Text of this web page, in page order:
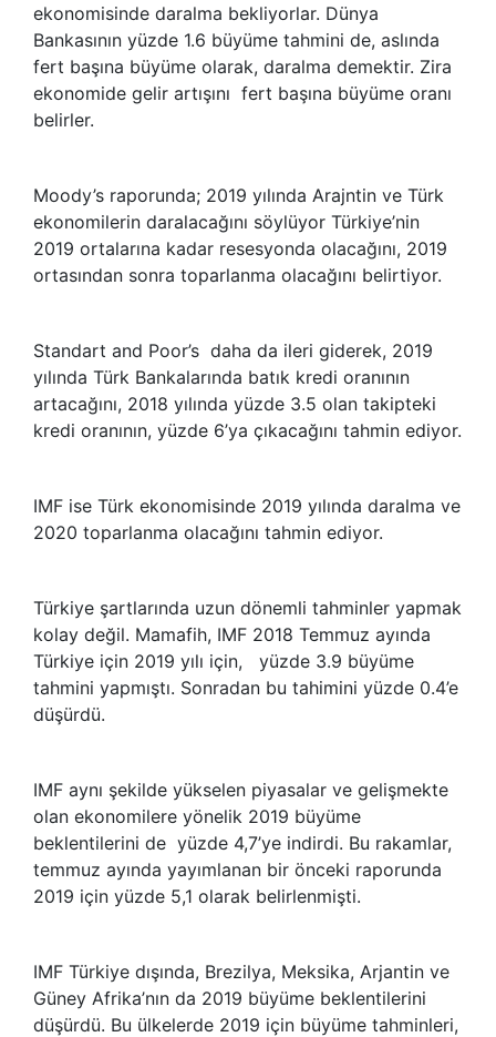
ekonomisinde daralma bekliyorlar. Dünya
Bankasının yüzde 1.6 büyüme tahmini de, aslında
fert başına büyüme olarak, daralma demektir. Zira
ekonomide gelir artışını fert başına büyüme oranı
belirler.
Moody’s raporunda; 2019 yılında Arajntin ve Türk
ekonomilerin daralacağını söylüyor Türkiye’nin
2019 ortalarına kadar resesyonda olacağını, 2019
ortasından sonra toparlanma olacağını belirtiyor.
Standart and Poor’s daha da ileri giderek, 2019
yılında Türk Bankalarında batık kredi oranının
artacağını, 2018 yılında yüzde 3.5 olan takipteki
kredi oranının, yüzde 6’ya çıkacağını tahmin ediyor.
IMF ise Türk ekonomisinde 2019 yılında daralma ve
2020 toparlanma olacağını tahmin ediyor.
Türkiye şartlarında uzun dönemli tahminler yapmak
kolay değil. Mamafih, IMF 2018 Temmuz ayında
Türkiye için 2019 yılı için, yüzde 3.9 büyüme
tahmini yapmıştı. Sonradan bu tahimini yüzde 0.4’e
düşürdü.
IMF aynı şekilde yükselen piyasalar ve gelişmekte
olan ekonomilere yönelik 2019 büyüme
beklentilerini de yüzde 4,7’ye indirdi. Bu rakamlar,
temmuz ayında yayımlanan bir önceki raporunda
2019 için yüzde 5,1 olarak belirlenmişti.
IMF Türkiye dışında, Brezilya, Meksika, Arjantin ve
Güney Afrika’nın da 2019 büyüme beklentilerini
düşürdü. Bu ülkelerde 2019 için büyüme tahminleri,